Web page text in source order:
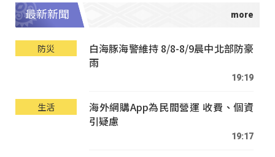
最新新聞
防災
白海豚海警維持 8/8-8/9晨中北部防豪
雨
19:19
生活
海外網購App為民間營運 收費、個資
引疑慮
19:17